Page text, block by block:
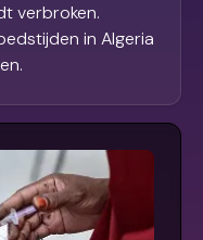
verbroken.
in Algeria